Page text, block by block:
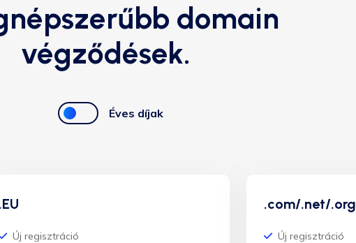
domain
végződések.
Éves díjak
.EU
Új regisztráció
.com/.net/.org
Új regisztráció